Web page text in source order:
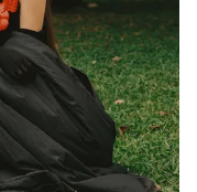
tử số 483/GP-BTTTT
Phạm Quốc Thắng,
355 932